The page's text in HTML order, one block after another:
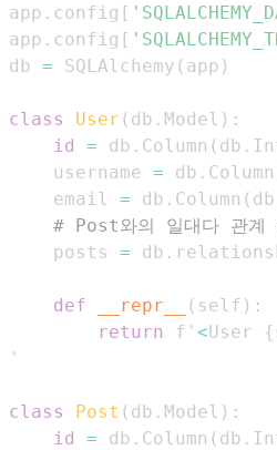
app . config [
app . config [
db = SQLAlchemy ( app )
class User ( db . Model ) :
id
= db . Column ( db .
    username
= db . Column
    email
= db . Column ( db
# Post와의 일대다 관계
    posts
= db .
def __repr__ ( self ) :
return
f' <User {
class Post ( db . Model ) :
id
= db . Column ( db .